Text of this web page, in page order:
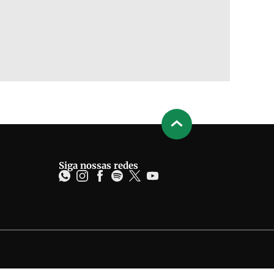
Siga nossas redes